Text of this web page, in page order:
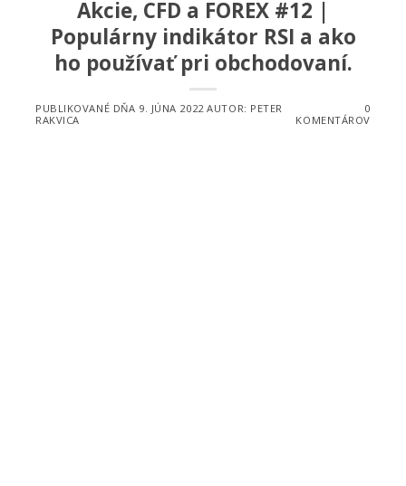
Akcie, CFD a FOREX #12 |
Populárny indikátor RSI a ako
ho používať pri obchodovaní.
PUBLIKOVANÉ DŇA 9. JÚNA 2022AUTOR: PETER
RAKVICA
0
KOMENTÁROV